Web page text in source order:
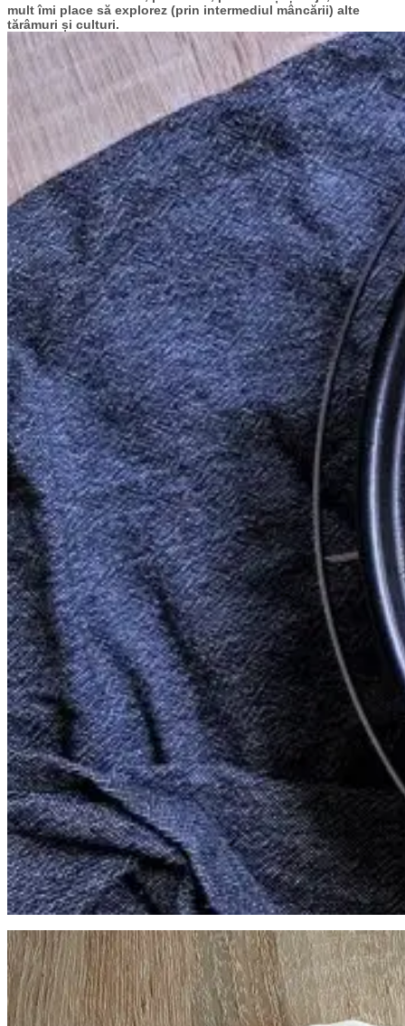
mult îmi place să explorez (prin intermediul mâncării) alte
tărâmuri și culturi.